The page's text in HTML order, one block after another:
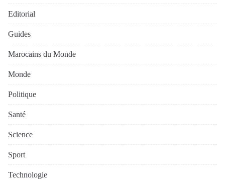
Editorial
Guides
Marocains du Monde
Monde
Politique
Santé
Science
Sport
Technologie